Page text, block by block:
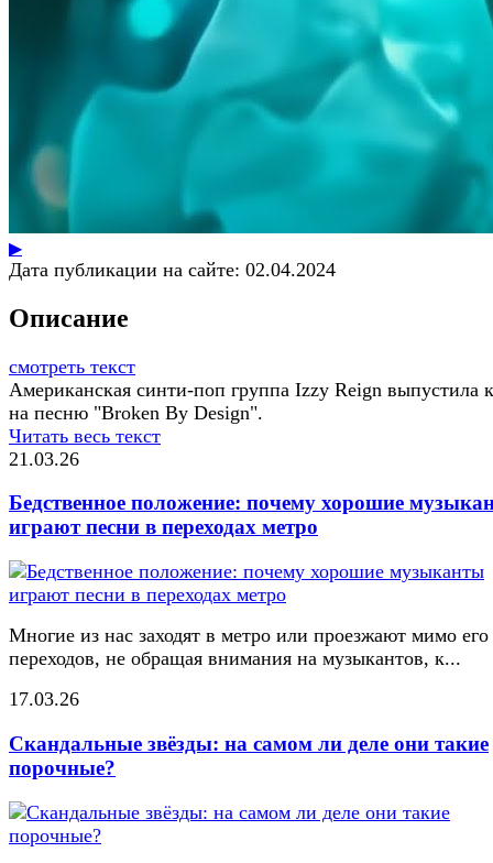
▶
Дата публикации на сайте: 02.04.2024
Описание
смотреть текст
Американская синти-поп группа Izzy Reign выпустила
на песню "Broken By Design".
Читать весь текст
21.03.26
Бедственное положение: почему хорошие
играют песни в переходах метро
Многие из нас заходят в метро или проезжают мимо его
переходов, не обращая внимания на музыкантов, к...
17.03.26
Скандальные звёзды: на самом ли деле они такие
порочные?